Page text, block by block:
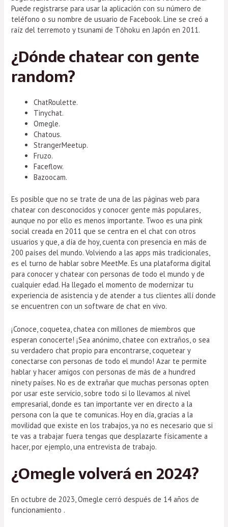
Puede registrarse para usar la aplicación con su número de
teléfono o su nombre de usuario de Facebook. Line se creó a
raíz del terremoto y tsunami de Tōhoku en Japón en 2011.
¿Dónde chatear con gente
random?
ChatRoulette.
Tinychat.
Omegle.
Chatous.
StrangerMeetup.
Fruzo.
Faceflow.
Bazoocam.
Es posible que no se trate de una de las páginas web para
chatear con desconocidos y conocer gente más populares,
aunque no por ello es menos importante. Twoo es una pink
social creada en 2011 que se centra en el chat con otros
usuarios y que, a día de hoy, cuenta con presencia en más de
200 países del mundo. Volviendo a las apps más tradicionales,
es el turno de hablar sobre MeetMe. Es una plataforma digital
para conocer y chatear con personas de todo el mundo y de
cualquier edad. Ha llegado el momento de modernizar tu
experiencia de asistencia y de atender a tus clientes allí donde
se encuentren con un software de chat en vivo.
¡Conoce, coquetea, chatea con millones de miembros que
esperan conocerte! ¡Sea anónimo, chatee con extraños, o sea
su verdadero chat propio para encontrarse, coquetear y
conectarse con personas de todo el mundo! Azar te permite
hablar y hacer amigos con personas de más de a hundred
ninety países. No es de extrañar que muchas personas opten
por usar este servicio, sobre todo si lo llevamos al nivel
empresarial, donde es tan importante ver en directo a la
persona con la que te comunicas. Hoy en día, gracias a la
movilidad que existe en los trabajos, ya no es necesario que si
te vas a trabajar fuera tengas que desplazarte físicamente a
hacer, por ejemplo, una entrevista de trabajo.
¿Omegle volverá en 2024?
En octubre de 2023, Omegle cerró después de 14 años de
funcionamiento .